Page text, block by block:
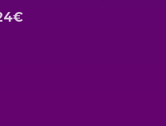
€El
precio